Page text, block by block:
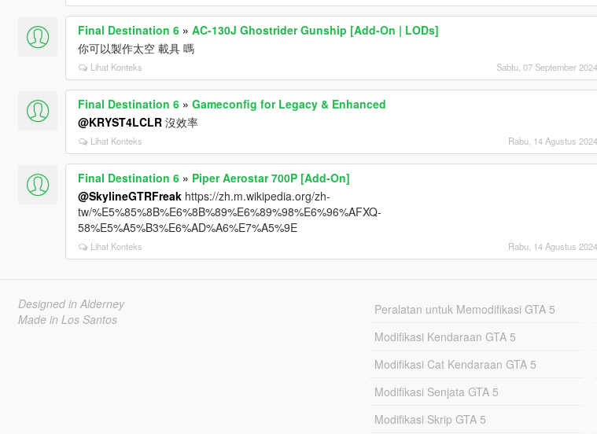
Final Destination 6» AC-130J Ghostrider Gunship [Add-On | LODs]
你可以製作太空 載具 嗎
Lihat Konteks Sabtu, 07 September 2024
Final Destination 6» Gameconfig for Legacy & Enhanced
@KRYST4LCLR沒效率
Lihat Konteks Rabu, 14 Agustus 2024
Final Destination 6» Piper Aerostar 700P [Add-On]
@SkylineGTRFreakhttps://zh.m.wikipedia.org/zh-
tw/%E5%85%8B%E6%8B%89%E6%89%98%E6%96%AFXQ-
58%E5%A5%B3%E6%AD%A6%E7%A5%9E
Lihat Konteks Rabu, 14 Agustus 2024
Designed in Alderney
Made in Los Santos
Peralatan untuk Memodifikasi GTA 5
Modifikasi Kendaraan GTA 5
Modifikasi Cat Kendaraan GTA 5
Modifikasi Senjata GTA 5
Modifikasi Skrip GTA 5